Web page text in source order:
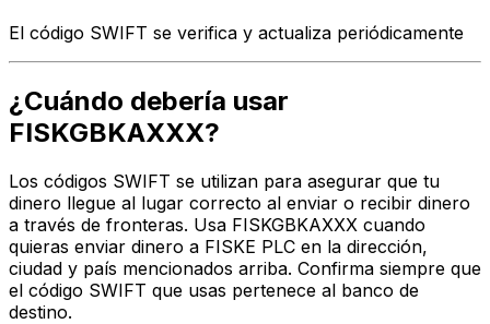
El código SWIFT se verifica y actualiza periódicamente
¿Cuándo debería usar
FISKGBKAXXX?
Los códigos SWIFT se utilizan para asegurar que tu
dinero llegue al lugar correcto al enviar o recibir dinero
a través de fronteras. Usa FISKGBKAXXX cuando
quieras enviar dinero a FISKE PLC en la dirección,
ciudad y país mencionados arriba. Confirma siempre que
el código SWIFT que usas pertenece al banco de
destino.